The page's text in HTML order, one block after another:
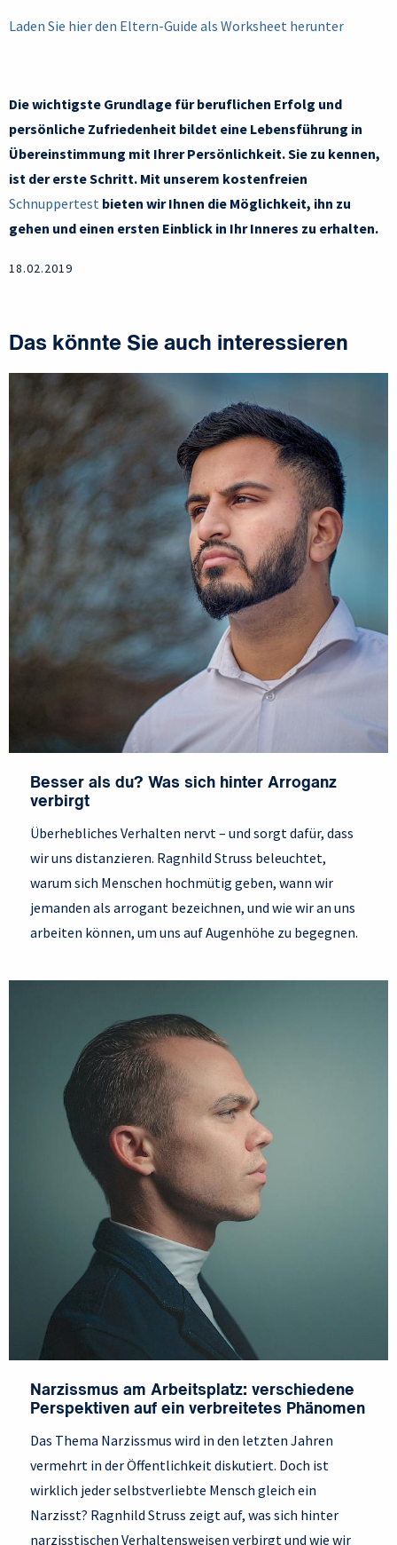
Laden Sie hier den Eltern-Guide als Worksheet herunter
Die wichtigste Grundlage für beruflichen Erfolg und
persönliche Zufriedenheit bildet eine Lebensführung in
Übereinstimmung mit Ihrer Persönlichkeit. Sie zu kennen,
ist der erste Schritt. Mit unserem kostenfreien
Schnuppertest bieten wir Ihnen die Möglichkeit, ihn zu
gehen und einen ersten Einblick in Ihr Inneres zu erhalten.
18.02.2019
Das könnte Sie auch interessieren
Besser als du? Was sich hinter Arroganz
verbirgt
Überhebliches Verhalten nervt – und sorgt dafür, dass
wir uns distanzieren. Ragnhild Struss beleuchtet,
warum sich Menschen hochmütig geben, wann wir
jemanden als arrogant bezeichnen, und wie wir an uns
arbeiten können, um uns auf Augenhöhe zu begegnen.
Narzissmus am Arbeitsplatz: verschiedene
Perspektiven auf ein verbreitetes Phänomen
Das Thema Narzissmus wird in den letzten Jahren
vermehrt in der Öffentlichkeit diskutiert. Doch ist
wirklich jeder selbstverliebte Mensch gleich ein
Narzisst? Ragnhild Struss zeigt auf, was sich hinter
narzisstischen Verhaltensweisen verbirgt und wie wir